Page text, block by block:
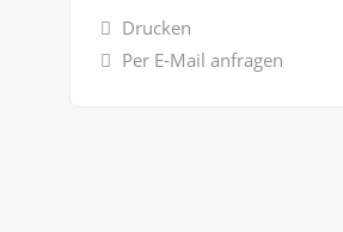
Drucken
Per E-Mail anfragen